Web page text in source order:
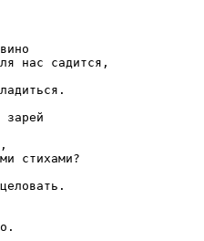
нас садится,
зарей
стихами?